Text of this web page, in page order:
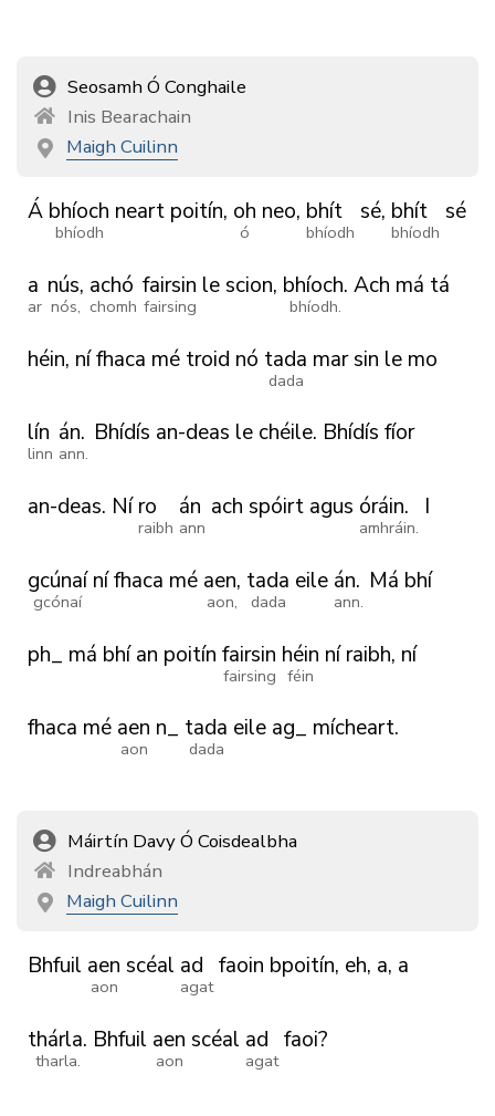
Seosamh Ó Conghaile
Inis Bearachain
Maigh Cuilinn
Á bhíoch
bhíodh
neart poitín, oh
ó
neo, bhít
bhíodh
sé, bhít
bhíodh
sé
a
ar
nús,
nós,
achó
chomh
fairsin
fairsing
lescion, bhíoch.
bhíodh.
Ach má tá
héin, nífhaca mé troid nó tada
dada
marsin le mo
lín
linn
án.
ann.
Bhídís an-deas le chéile. Bhídís fíor
an-deas. Ní ro
raibh
án
ann
ach spóirt agus óráin.
amhráin.
I
gcúnaí
gcónaí
nífhaca mé aen,
aon,
tada
dada
eile án.
ann.
Má bhí
ph_ má bhí an poitín fairsin
fairsing
héin
féin
ní raibh, ní
fhaca mé aen
aon
n_ tada
dada
eile ag_ mícheart.
Máirtín Davy Ó Coisdealbha
Indreabhán
Maigh Cuilinn
Bhfuil aen
aon
scéal ad
agat
faoin bpoitín, eh, a, a
thárla.
tharla.
Bhfuil aen
aon
scéal ad
agat
faoi?